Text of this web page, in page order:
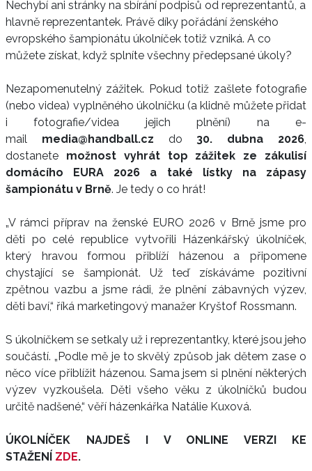
Nechybí ani stránky na sbírání podpisů od reprezentantů, a
hlavně reprezentantek. Právě díky pořádání ženského
evropského šampionátu úkolníček totiž vzniká. A co
můžete získat, když splníte všechny předepsané úkoly?
Nezapomenutelný zážitek. Pokud totiž zašlete fotografie
(nebo videa) vyplněného úkolníčku (a klidně můžete přidat
i fotografie/videa jejich plnění) na e-
mail media@handball.cz do 30. dubna 2026,
dostanete možnost vyhrát top zážitek ze zákulisí
domácího EURA 2026 a také lístky na zápasy
šampionátu v Brně. Je tedy o co hrát!
„V rámci příprav na ženské EURO 2026 v Brně jsme pro
děti po celé republice vytvořili Házenkářský úkolníček,
který hravou formou přiblíží házenou a připomene
chystající se šampionát. Už teď získáváme pozitivní
zpětnou vazbu a jsme rádi, že plnění zábavných výzev,
děti baví,“ říká marketingový manažer Kryštof Rossmann.
S úkolníčkem se setkaly už i reprezentantky, které jsou jeho
součástí. „Podle mě je to skvělý způsob jak dětem zase o
něco více přiblížit házenou. Sama jsem si plnění některých
výzev vyzkoušela. Děti všeho věku z úkolníčků budou
určitě nadšené,“ věří házenkářka Natálie Kuxová.
ÚKOLNÍČEK NAJDEŠ I V ONLINE VERZI KE
STAŽENÍ ZDE.